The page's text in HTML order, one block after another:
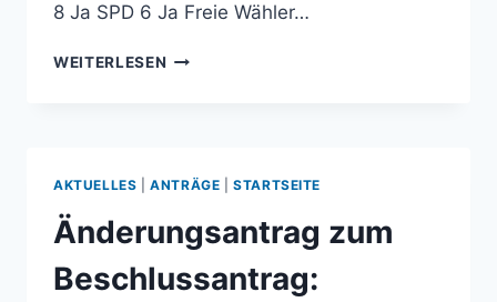
8 Ja SPD 6 Ja Freie Wähler…
WEITERLESEN SO
STADTBÜCHEREI!
AKTUELLES |ANTRÄGE |STARTSEITE
Änderungsantrag zum
Beschlussantrag: